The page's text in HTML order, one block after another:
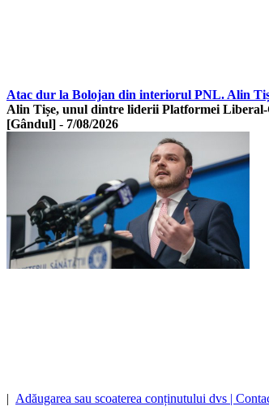
Atac dur la Bolojan din interiorul PNL. Alin
Alin Tișe, unul dintre liderii Platformei
[Gândul] - 7/08/2026
| Adăugarea sau scoaterea conținutului dvs |